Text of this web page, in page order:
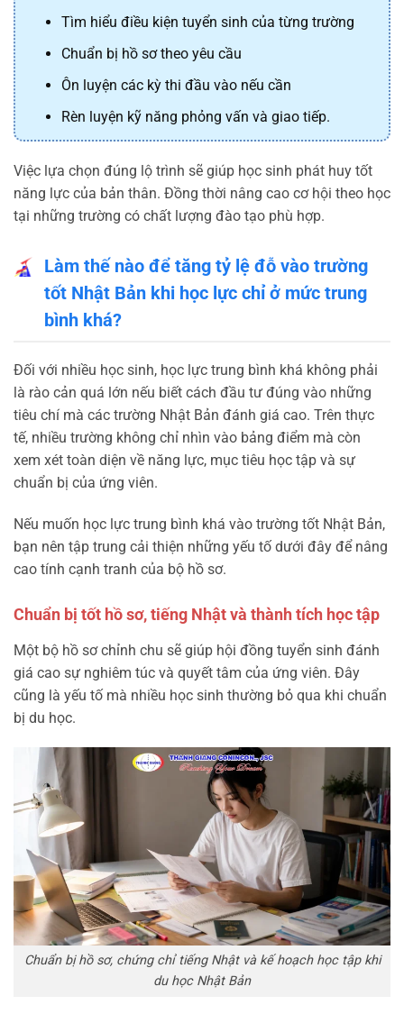
Tìm hiểu điều kiện tuyển sinh của từng trường
Chuẩn bị hồ sơ theo yêu cầu
Ôn luyện các kỳ thi đầu vào nếu cần
Rèn luyện kỹ năng phỏng vấn và giao tiếp.
Việc lựa chọn đúng lộ trình sẽ giúp học sinh phát huy tốt
năng lực của bản thân. Đồng thời nâng cao cơ hội theo học
tại những trường có chất lượng đào tạo phù hợp.
Làm thế nào để tăng tỷ lệ đỗ vào trường
tốt Nhật Bản khi học lực chỉ ở mức trung
bình khá?
Đối với nhiều học sinh, học lực trung bình khá không phải
là rào cản quá lớn nếu biết cách đầu tư đúng vào những
tiêu chí mà các trường Nhật Bản đánh giá cao. Trên thực
tế, nhiều trường không chỉ nhìn vào bảng điểm mà còn
xem xét toàn diện về năng lực, mục tiêu học tập và sự
chuẩn bị của ứng viên.
Nếu muốn học lực trung bình khá vào trường tốt Nhật Bản,
bạn nên tập trung cải thiện những yếu tố dưới đây để nâng
cao tính cạnh tranh của bộ hồ sơ.
Chuẩn bị tốt hồ sơ, tiếng Nhật và thành tích học tập
Một bộ hồ sơ chỉnh chu sẽ giúp hội đồng tuyển sinh đánh
giá cao sự nghiêm túc và quyết tâm của ứng viên. Đây
cũng là yếu tố mà nhiều học sinh thường bỏ qua khi chuẩn
bị du học.
Chuẩn bị hồ sơ, chứng chỉ tiếng Nhật và kế hoạch học tập khi
du học Nhật Bản